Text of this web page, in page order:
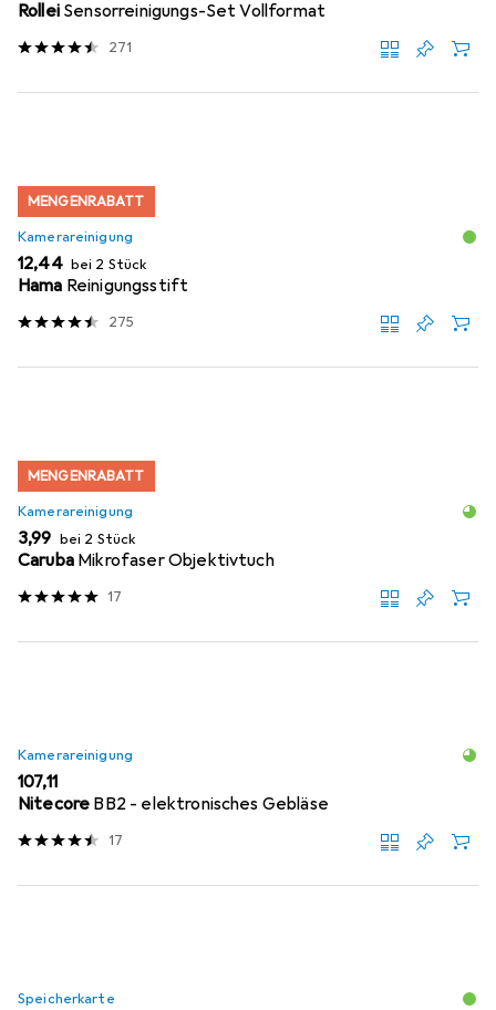
Rollei Sensorreinigungs-Set Vollformat
271
MENGENRABATT
Kamerareinigung
EUR
12,44 bei 2 Stück
Hama Reinigungsstift
275
MENGENRABATT
Kamerareinigung
EUR
3,99 bei 2 Stück
Caruba Mikrofaser Objektivtuch
17
Kamerareinigung
EUR
107,11
Nitecore BB2 - elektronisches Gebläse
17
Speicherkarte